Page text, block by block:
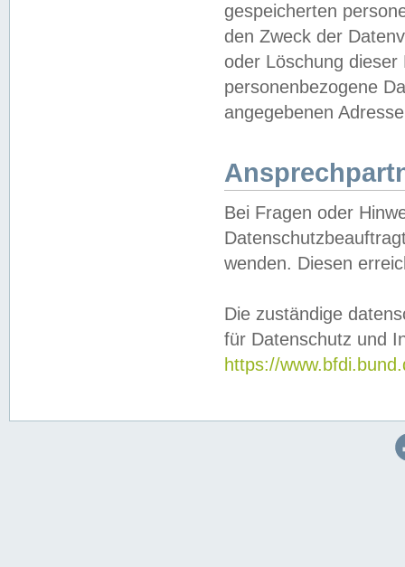
gespeicherten
den Zweck der
oder Löschung
personenbezogene
angegebenen
Bei Fragen oder
wenden. Diesen
Die zuständige
für Datenschutz und
https://